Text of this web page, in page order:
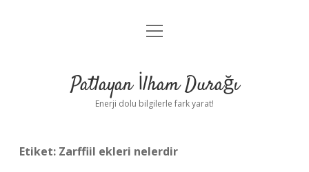
Anasayfa
Yasal Uyarı
menüyü
Patlayan İlham Durağı
Enerji dolu bilgilerle fark yarat!
Etiket: Zarffiil ekleri nelerdir